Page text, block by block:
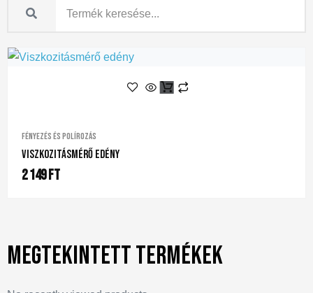
Fényezés és polírozás
Viszkozitásmérő Edény
2 149Ft
Megtekintett termékek